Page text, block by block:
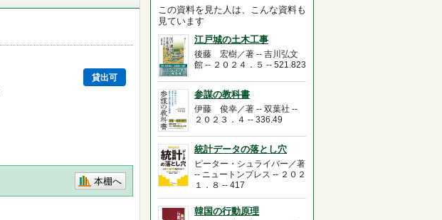
貸出可
本棚へ
この資料を見た人は、こんな資料も
見ています
江戸城の土木工事
後藤 宏樹／著 -- 吉川弘文
館 -- ２０２４．５ -- 521.823
参謀の教科書
伊藤 俊幸／著 -- 双葉社 --
２０２３．４ -- 336.49
統計データの落とし穴
ピーター・シュライバー／著
-- ニュートンプレス -- ２０２
１．８ -- 417
韓国の行動原理